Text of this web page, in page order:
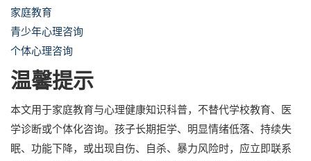
家庭教育
青少年心理咨询
个体心理咨询
温馨提示
本文用于家庭教育与心理健康知识科普，不替代学校教育、医
学诊断或个体化咨询。孩子长期拒学、明显情绪低落、持续失
眠、功能下降，或出现自伤、自杀、暴力风险时，应立即联系